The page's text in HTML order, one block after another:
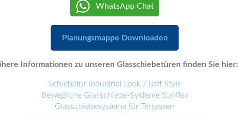
WhatsApp Chat
Planungsmappe Downloaden
Informationen zu unseren Glasschiebetüren finden Sie hier:
Schiebetür Industrial Look / Loft Style
Bewegliche Glasschiebe-Systeme Sunflex
Glasschiebesysteme für Terrassen